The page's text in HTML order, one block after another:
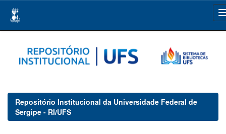
navigation
Repositório Institucional da Universidade Federal de
Sergipe - RI/UFS